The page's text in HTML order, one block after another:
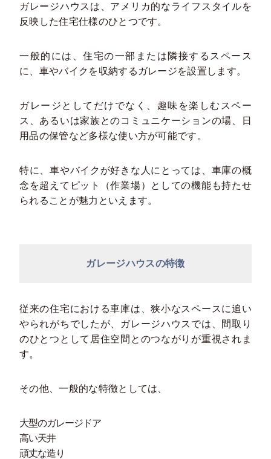
ガレージハウスは、アメリカ的なライフスタイルを
反映した住宅仕様のひとつです。
一般的には、住宅の一部または隣接するスペース
に、車やバイクを収納するガレージを設置します。
ガレージとしてだけでなく、趣味を楽しむスペー
ス、あるいは家族とのコミュニケーションの場、日
用品の保管など多様な使い方が可能です。
特に、車やバイクが好きな人にとっては、車庫の概
念を超えてピット（作業場）としての機能も持たせ
られることが魅力といえます。
ガレージハウスの特徴
従来の住宅における車庫は、狭小なスペースに追い
やられがちでしたが、ガレージハウスでは、間取り
のひとつとして居住空間とのつながりが重視されま
す。
その他、一般的な特徴としては、
大型のガレージドア
高い天井
頑丈な造り